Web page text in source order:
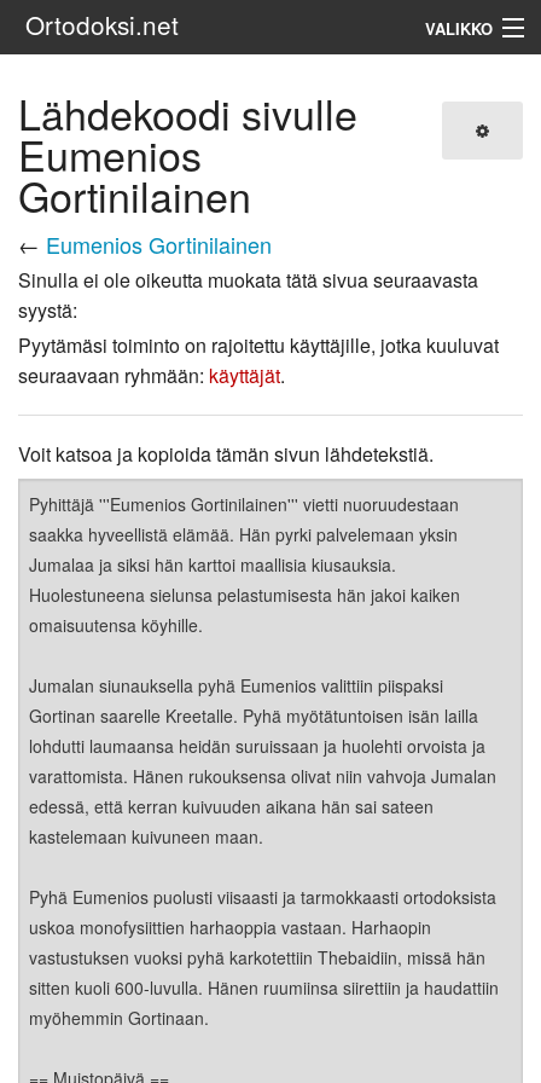
Ortodoksi.net VALIKKO
Lähdekoodi sivulle
Eumenios
Gortinilainen
← Eumenios Gortinilainen
Sinulla ei ole oikeutta muokata tätä sivua seuraavasta
syystä:
Pyytämäsi toiminto on rajoitettu käyttäjille, jotka kuuluvat
seuraavaan ryhmään: käyttäjät.
Voit katsoa ja kopioida tämän sivun lähdetekstiä.